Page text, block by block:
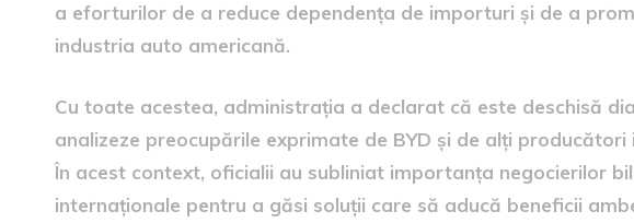
a eforturilor de a reduce dependența de importuri și de a
industria auto americană.
Cu toate acestea, administrația a declarat că este deschisă
analizeze preocupările exprimate de BYD și de alți
În acest context, oficialii au subliniat importanța negocierilor
internaționale pentru a găsi soluții care să aducă beneficii